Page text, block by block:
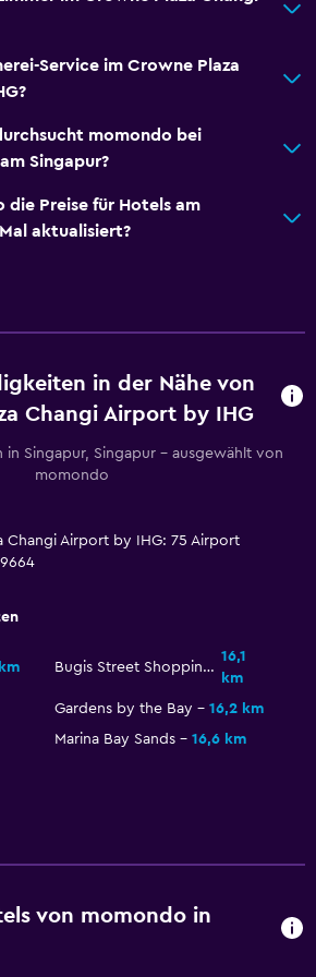
Ernährungsanforderungen (auf
Unterkunft geliefert werden
barrierefrei
Service im Crowne Plaza
momondo bei
Singapur?
die Preise für Hotels am
aktualisiert?
in der Nähe von
Changi Airport by IHG
in Singapur, Singapur – ausgewählt von
momondo
Changi Airport by IHG: 75 Airport
Bugis Street Shopping District
16,1
km
Gardens by the Bay
16,2 km
Marina Bay Sands
16,6 km
von momondo in